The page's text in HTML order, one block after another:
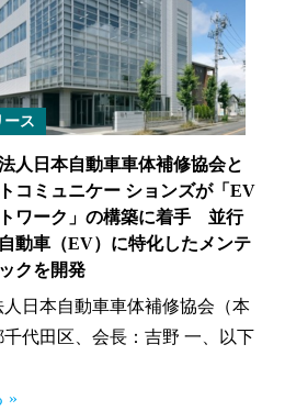
ース
⼈⽇本⾃動⾞⾞体補修協会と
コミュニケー ションズが「EV
ワーク」の構築に着⼿ 並⾏
動⾞（EV）に特化したメンテ
クを開発
日本自動車車体補修協会（本
代田区、会長：吉野 一、以下
»